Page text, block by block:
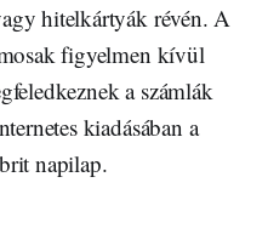
hitelkártyák révén. A
figyelmen kívül
a számlák
kiadásában a
napilap.